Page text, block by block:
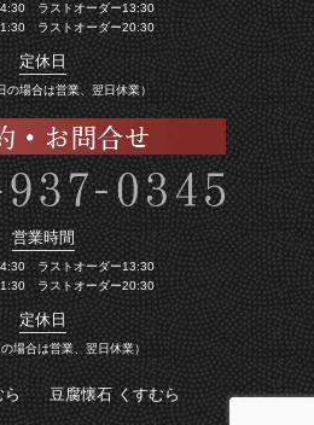
ラストオーダー13:30
ラストオーダー20:30
定休日
の場合は営業、翌日休業）
営業時間
ラストオーダー13:30
ラストオーダー20:30
定休日
の場合は営業、翌日休業）
ら 豆腐懐石 くすむら